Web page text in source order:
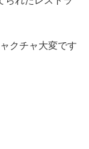
クチャ大変です